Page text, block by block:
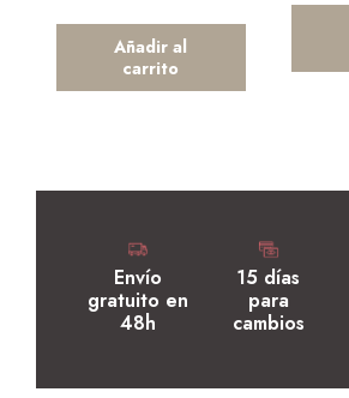
Añadir al
carrito
Envío
gratuito en
48h
15 días
para
cambios